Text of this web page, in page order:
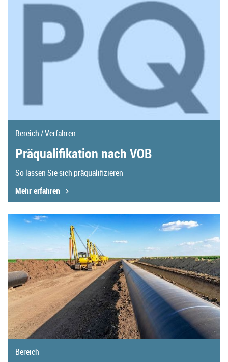
Bereich / Verfahren
Präqualifikation nach VOB
So lassen Sie sich präqualifizieren
Mehr erfahren
Bereich